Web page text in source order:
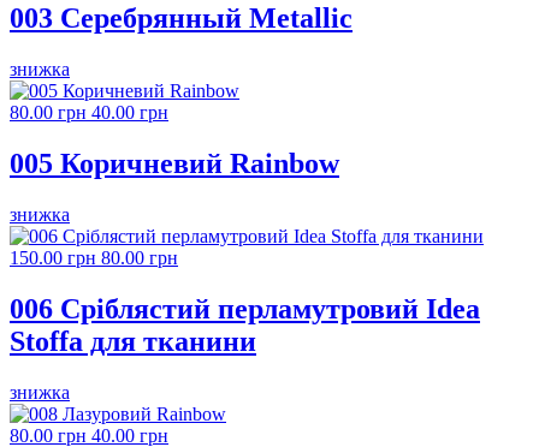
003 Серебрянный Metallic
знижка
80.00 грн 40.00 грн
005 Коричневий Rainbow
знижка
150.00 грн 80.00 грн
006 Сріблястий перламутровий Idea
Stoffa для тканини
знижка
80.00 грн 40.00 грн